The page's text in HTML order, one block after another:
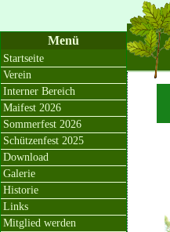
Menü
Startseite
Verein
Interner Bereich
Maifest 2026
Sommerfest 2026
Schützenfest 2025
Download
Galerie
Historie
Links
Mitglied werden